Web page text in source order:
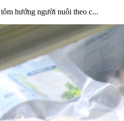
hướng người nuôi theo c...